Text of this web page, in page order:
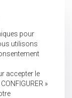
pour
utilisons
accepter le
»